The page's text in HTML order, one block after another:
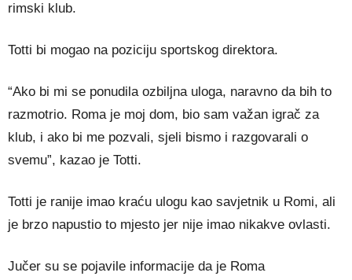
rimski klub.
Totti bi mogao na poziciju sportskog direktora.
“Ako bi mi se ponudila ozbiljna uloga, naravno da bih to
razmotrio. Roma je moj dom, bio sam važan igrač za
klub, i ako bi me pozvali, sjeli bismo i razgovarali o
svemu”, kazao je Totti.
Totti je ranije imao kraću ulogu kao savjetnik u Romi, ali
je brzo napustio to mjesto jer nije imao nikakve ovlasti.
Jučer su se pojavile informacije da je Roma